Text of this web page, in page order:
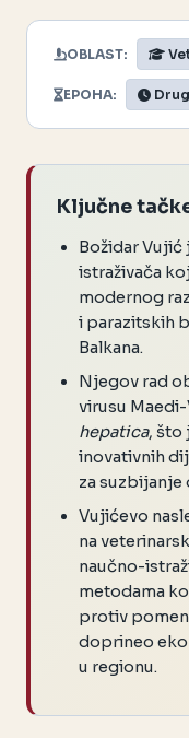
OBLAST:
EPOHA:
Ključne
Božidar
istraživača
modernog
i parazitskih
Balkana.
Njegov rad
virusu
hepatica, što
inovativnih
za suzbijanje
Vujićevo
na
naučno-
metodama
protiv
doprineo
u regionu.